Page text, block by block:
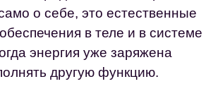
о себе, это естественные
в теле и в системе
энергия уже заряжена
другую функцию.